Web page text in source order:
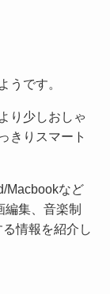
うです。
り少しおしゃ
きりスマート
Macbookなど
編集、音楽制
情報を紹介し